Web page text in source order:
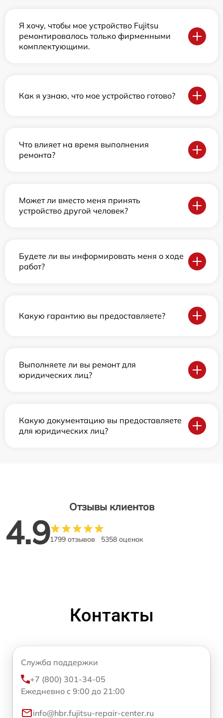
Я хочу, чтобы мое устройство Fujitsu
ремонтировалось только фирменными
комплектующими.
Как я узнаю, что мое устройство готово?
Что влияет на время выполнения
ремонта?
Может ли вместо меня принять
устройство другой человек?
Будете ли вы информировать меня о ходе
работ?
Какую гарантию вы предоставляете?
Выполняете ли вы ремонт для
юридических лиц?
Какую документацию вы предоставляете
для юридических лиц?
Отзывы клиентов
4.91799 отзывов 5358 оценок
Контакты
Служба поддержки
+7 (800) 301-34-05
Ежедневно с 9:00 до 21:00
info@hbr.fujitsu-repair-center.ru